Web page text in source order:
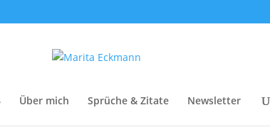
Über mich Sprüche & Zitate Newsletter